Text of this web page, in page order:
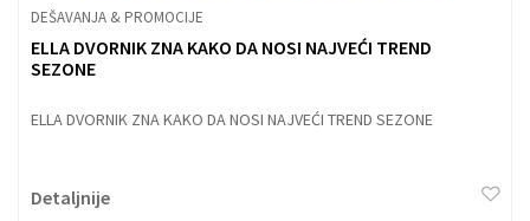
DEŠAVANJA & PROMOCIJE
ELLA DVORNIK ZNA KAKO DA NOSI NAJVEĆI TREND
SEZONE
ELLA DVORNIK ZNA KAKO DA NOSI NAJVEĆI TREND SEZONE
Detaljnije